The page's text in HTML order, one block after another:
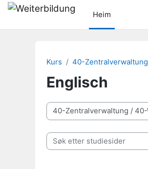
Gå til hovudinnhaldet
Heim
Kurs 40-Zentralverwaltung
Englisch
Kurskategoriar
Søk etter studiesider